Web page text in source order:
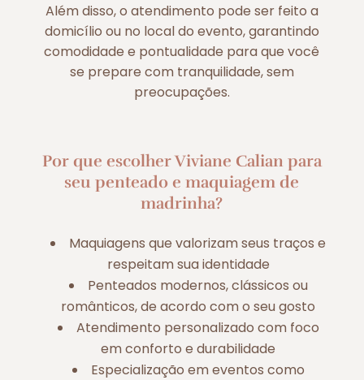
Além disso, o atendimento pode ser feito a
domicílio ou no local do evento, garantindo
comodidade e pontualidade para que você
se prepare com tranquilidade, sem
preocupações.
Por que escolher Viviane Calian para
seu penteado e maquiagem de
madrinha?
Maquiagens que valorizam seus traços e
respeitam sua identidade
Penteados modernos, clássicos ou
românticos, de acordo com o seu gosto
Atendimento personalizado com foco
em conforto e durabilidade
Especialização em eventos como